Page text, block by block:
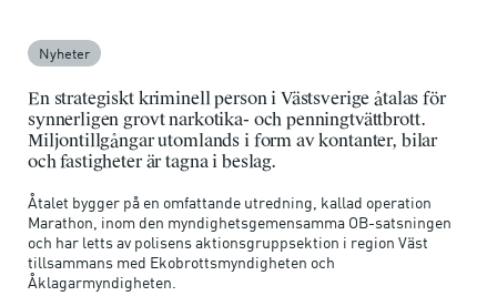
Nyheter
En strategiskt kriminell person i Västsverige åtalas för
synnerligen grovt narkotika- och penningtvättbrott.
Miljontillgångar utomlands i form av kontanter, bilar
och fastigheter är tagna i beslag.
Åtalet bygger på en omfattande utredning, kallad operation
Marathon, inom den myndighetsgemensamma OB-satsningen
och har letts av polisens aktionsgruppsektion i region Väst
tillsammans med Ekobrottsmyndigheten och
Åklagarmyndigheten.